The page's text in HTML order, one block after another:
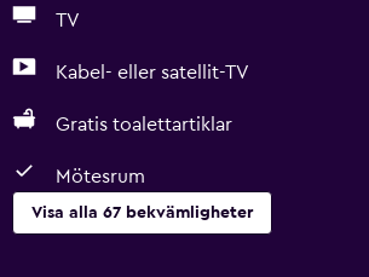
TV
Kabel- eller satellit-TV
Gratis toalettartiklar
Mötesrum
Visa alla 67 bekvämligheter